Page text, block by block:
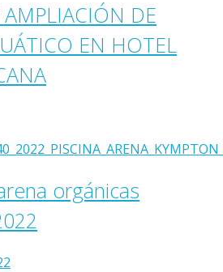
AMPLIACIÓN DE
EN HOTEL
orgánicas